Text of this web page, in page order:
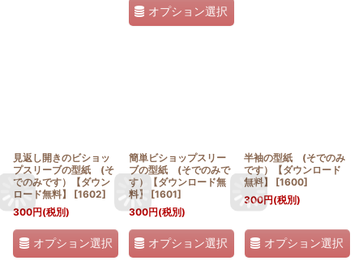
オプション選択
見返し開きのビショッ
プスリーブの型紙 (そ
でのみです）【ダウン
ロード無料】
[1602]
300円(税別)
オプション選択
簡単ビショップスリー
ブの型紙 (そでのみで
す）【ダウンロード無
料】
[1601]
300円(税別)
オプション選択
半袖の型紙 (そでのみ
です）【ダウンロード
無料】
[1600]
300円(税別)
オプション選択